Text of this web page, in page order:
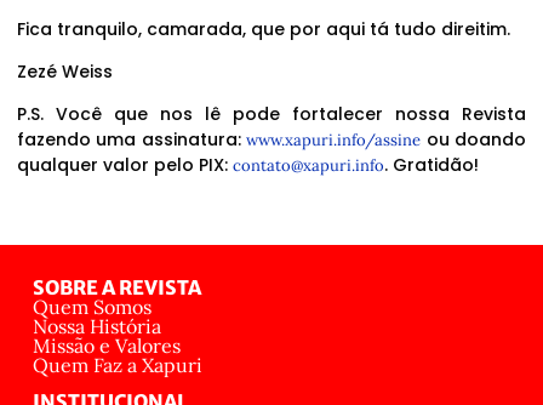
Fica tranquilo, camarada, que por aqui tá tudo direitim.
Zezé Weiss
P.S. Você que nos lê pode fortalecer nossa Revista
fazendo uma assinatura:www.xapuri.info/assine ou doando
qualquer valor pelo PIX: contato@xapuri.info. Gratidão!
SOBRE A REVISTA
Quem Somos
Nossa História
Missão e Valores
Quem Faz a Xapuri